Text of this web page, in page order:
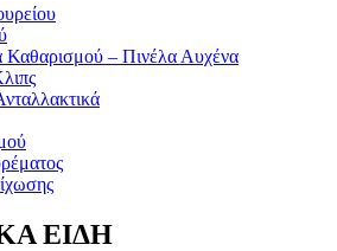
Καθαρισμού – Πινέλα Αυχένα
ΕΙΔΗ